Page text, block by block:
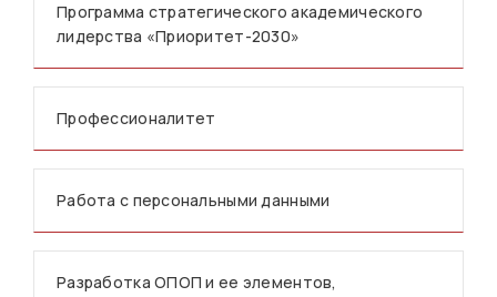
Программа стратегического академического
лидерства «Приоритет-2030»
Профессионалитет
Работа с персональными данными
Разработка ОПОП и ее элементов,